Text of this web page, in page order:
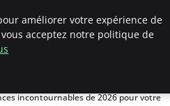
incontournables de 2026 pour votre
améliorer votre expérience de
acceptez notre politique de